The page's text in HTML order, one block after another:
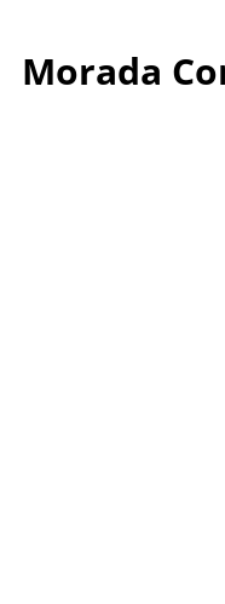
Morada